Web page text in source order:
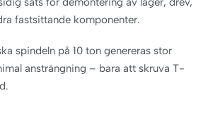
fastsittande komponenter.
spindeln på 10 ton genereras stor
ansträngning – bara att skruva T-